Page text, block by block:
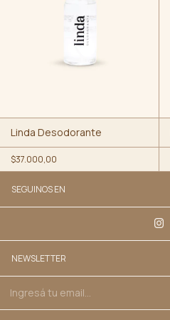
Linda Desodorante
$37.000,00
SEGUINOS EN
NEWSLETTER